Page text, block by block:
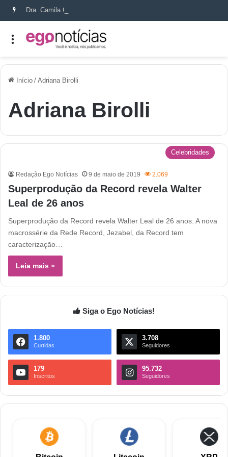
Início / Adriana Birolli
Adriana Birolli
Celebridades
Redação Ego Notícias 9 de maio de 2019 2.069
Superprodução da Record revela Walter
Leal de 26 anos
Superprodução da Record revela Walter Leal de 26 anos. A nova
macrossérie da Rede Record, Jezabel, da Record tem
caracterização…
Leia mais »
Siga o Ego Notícias!
1.800
Curtidas
3.708
Seguidores
179
Inscritos
95.732
Seguidores